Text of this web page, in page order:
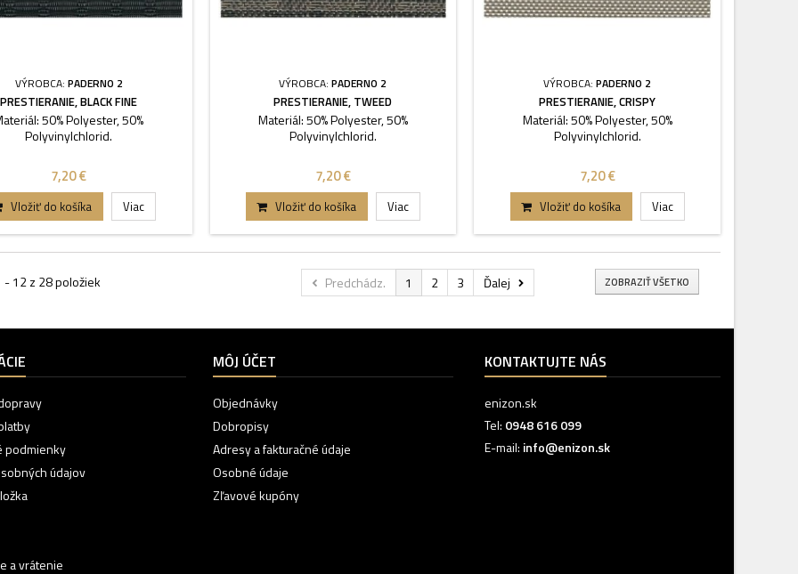
VÝROBCA: PADERNO 2
PRESTIERANIE, BLACK FINE
50% Polyester, 50%
Polyvinylchlorid.
7,20 €
Vložiť do košíka Viac
VÝROBCA:PADERNO 2
PRESTIERANIE, TWEED
Materiál: 50% Polyester, 50%
Polyvinylchlorid.
7,20 €
Vložiť do košíka Viac
VÝROBCA:PADERNO 2
PRESTIERANIE, CRISPY
Materiál: 50% Polyester, 50%
Polyvinylchlorid.
7,20 €
Vložiť do košíka Viac
Predchádz. 1 2 3 Ďalej ZOBRAZIŤ VŠETKO
12 z 28 položiek
podmienky
údajov
a vrátenie
MÔJ ÚČET
Objednávky
Dobropisy
Adresy a fakturačné údaje
Osobné údaje
Zľavové kupóny
KONTAKTUJTE NÁS
enizon.sk
Tel: 0948 616 099
E-mail: info@enizon.sk